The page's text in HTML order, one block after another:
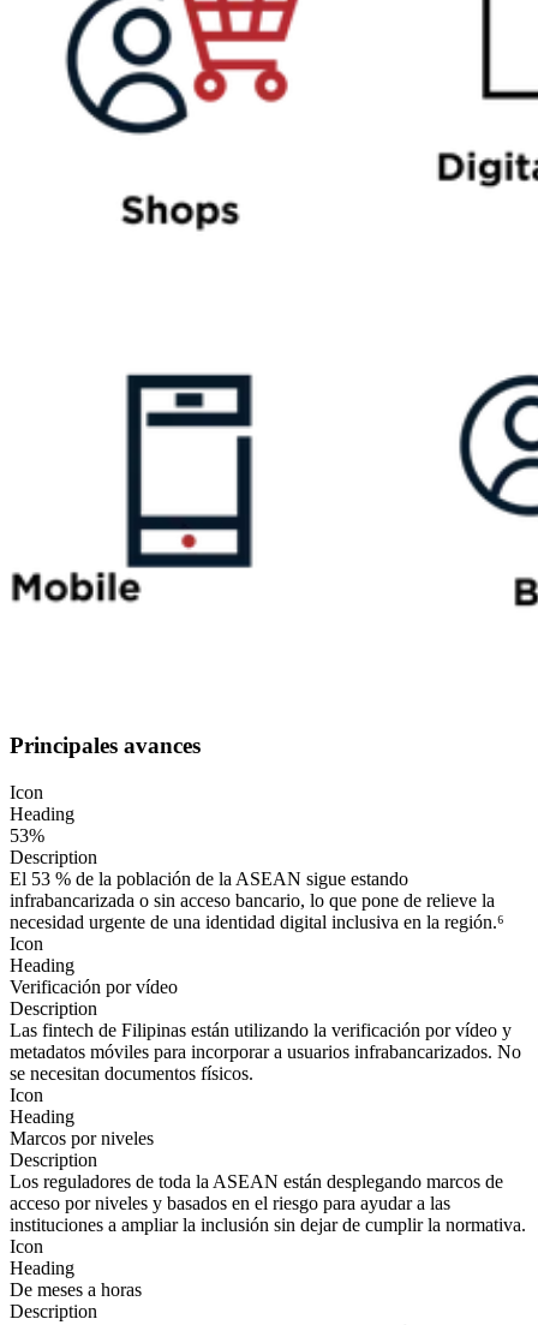
Principales avances
Icon
Heading
53%
Description
El 53 % de la población de la ASEAN sigue estando
infrabancarizada o sin acceso bancario, lo que pone de relieve la
necesidad urgente de una identidad digital inclusiva en la región.⁶
Icon
Heading
Verificación por vídeo
Description
Las fintech de Filipinas están utilizando la verificación por vídeo y
metadatos móviles para incorporar a usuarios infrabancarizados. No
se necesitan documentos físicos.
Icon
Heading
Marcos por niveles
Description
Los reguladores de toda la ASEAN están desplegando marcos de
acceso por niveles y basados en el riesgo para ayudar a las
instituciones a ampliar la inclusión sin dejar de cumplir la normativa.
Icon
Heading
De meses a horas
Description